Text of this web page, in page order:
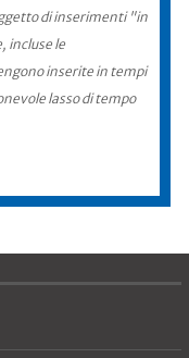
di inserimenti "in
incluse le
inserite in tempi
lasso di tempo